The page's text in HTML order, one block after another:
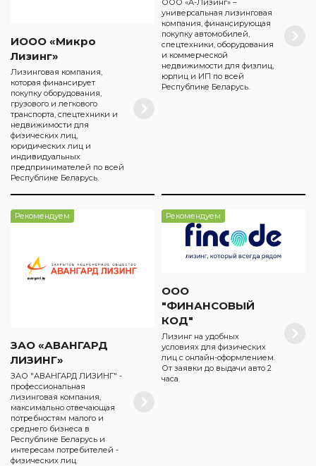
ИООО «Микро
Лизинг»
Лизинговая компания,
которая финансирует
покупку оборудования,
грузового и легкового
транспорта, спецтехники и
недвижимости для
физических лиц,
юридических лиц и
индивидуальных
предпринимателей по всей
Республике Беларусь.
ООО «А-Лизинг» –
универсальная лизинговая
компания, финансирующая
покупку автомобилей,
спецтехники, оборудования
и коммерческой
недвижимости для физлиц,
юрлиц и ИП по всей
Республике Беларусь.
Рекомендуем
ЗАО «АВАНГАРД
ЛИЗИНГ»
ЗАО "АВАНГАРД ЛИЗИНГ" -
профессиональная
лизинговая компания,
максимально отвечающая
потребностям малого и
среднего бизнеса в
Республике Беларусь и
интересам потребителей -
физических лиц.
Рекомендуем
ООО
"ФИНАНСОВЫЙ
КОД"
Лизинг на удобных
условиях для физических
лиц с онлайн-оформлением.
От заявки до выдачи авто 2
часа.